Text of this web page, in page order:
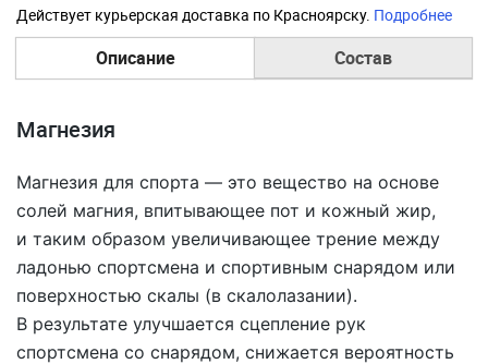
Действует курьерская доставка по Красноярску. Подробнее
Описание Состав
Магнезия
Магнезия для спорта — это вещество на основе
солей магния, впитывающее пот и кожный жир,
и таким образом увеличивающее трение между
ладонью спортсмена и спортивным снарядом или
поверхностью скалы (в скалолазании).
В результате улучшается сцепление рук
спортсмена со снарядом, снижается вероятность